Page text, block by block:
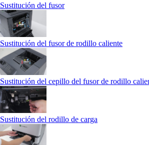
Sustitución del fusor
Sustitución del fusor de rodillo caliente
Sustitución del cepillo del fusor de rodillo
Sustitución del rodillo de carga